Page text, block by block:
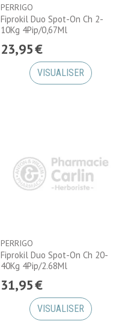
PERRIGO
Fiprokil Duo Spot-On Ch 2-
10Kg 4Pip/0,67Ml
23,95€
VISUALISER
PERRIGO
Fiprokil Duo Spot-On Ch 20-
40Kg 4Pip/2.68Ml
31,95€
VISUALISER